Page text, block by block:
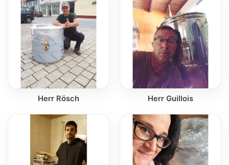
Herr Rösch Herr Guillois